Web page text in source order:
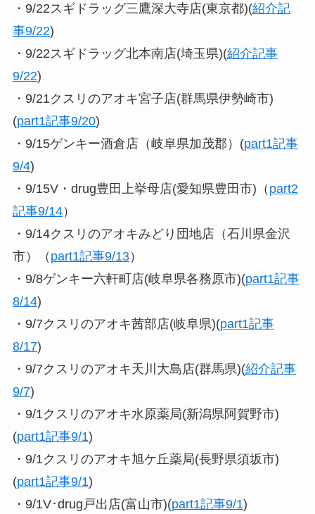
・9/22スギドラッグ三鷹深大寺店(東京都)(紹介記
事9/22)
・9/22スギドラッグ北本南店(埼玉県)(紹介記事
9/22)
・9/21クスリのアオキ宮子店(群馬県伊勢崎市)
(part1記事9/20)
・9/15ゲンキー酒倉店（岐阜県加茂郡）(part1記事
9/4)
・9/15V・drug豊田上挙母店(愛知県豊田市)（ part2
記事9/14）
・9/14クスリのアオキみどり団地店（石川県金沢
市）（ part1記事9/13）
・9/8ゲンキー六軒町店(岐阜県各務原市)(part1記事
8/14)
・9/7クスリのアオキ茜部店(岐阜県)(part1記事
8/17)
・9/7クスリのアオキ天川大島店(群馬県)(紹介記事
9/7)
・9/1クスリのアオキ水原薬局(新潟県阿賀野市)
(part1記事9/1)
・9/1クスリのアオキ旭ケ丘薬局(長野県須坂市)
(part1記事9/1)
・9/1V･drug戸出店(富山市)(part1記事9/1)